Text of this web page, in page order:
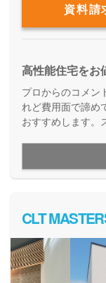
資料請
高性能住宅をお
プロからのコメン
れど費用面で諦め
おすすめします。
ストも抑えるこ
由度が高いうえ
るので、長く快適
CLT